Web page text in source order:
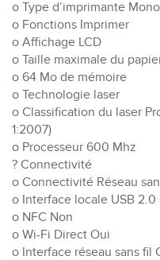
o Type d’imprimante
o Fonctions Imprimer
o Affichage LCD
o Taille maximale du
o 64 Mo de mémoire
o Technologie laser
o Classification du laser
1:2007)
o Processeur 600 Mhz
? Connectivité
o Connectivité Réseau
o Interface locale USB 2.0
o NFC Non
o Wi-Fi Direct Oui
o Interface réseau sans fil